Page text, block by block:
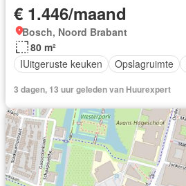
€ 1.446/maand
Bosch, Noord Brabant
80 m²
IUitgeruste keuken
Opslagruimte
3 dagen, 13 uur geleden van Huurexpert